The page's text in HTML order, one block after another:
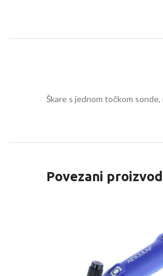
Škare s jednom točkom
Povezani